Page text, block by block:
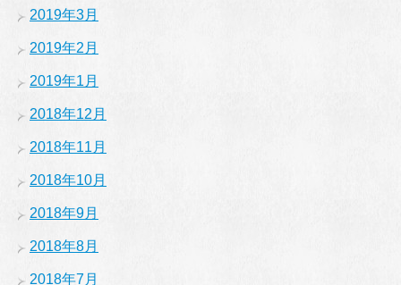
2019年3月
2019年2月
2019年1月
2018年12月
2018年11月
2018年10月
2018年9月
2018年8月
2018年7月